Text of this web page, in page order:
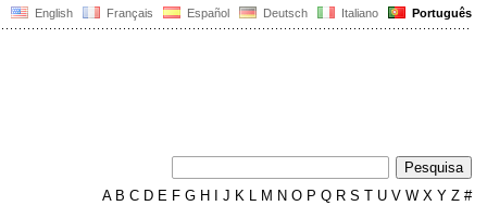
English Français Español Deutsch Italiano Português
AB C D E F G H J K L M N O P Q R S T U V W X Y Z #